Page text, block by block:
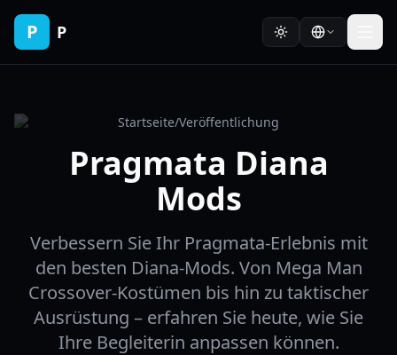
P P
Startseite/Veröffentlichung
Pragmata Diana
Mods
Verbessern Sie Ihr Pragmata-Erlebnis mit
den besten Diana-Mods. Von Mega Man
Crossover-Kostümen bis hin zu taktischer
Ausrüstung – erfahren Sie heute, wie Sie
Ihre Begleiterin anpassen können.